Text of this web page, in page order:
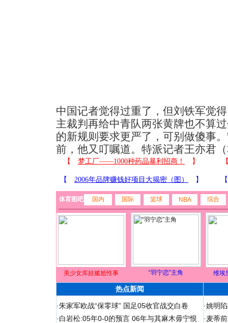
中国记者觉得过重了，但刘铁军觉
主裁判再给中青队两张黄牌也不算
的新规则要求更严了，可别做傻事
前，他又叮嘱道。特派记者王亦君
体育图吧 国内 国际 篮球 NBA 综合
美少女库娃尴尬性事 “羽宁恋”主角 维埃
热点新闻
·朱家军欧战“保零球” 国足05收官战交白卷
·白岩松:05年0-0的预言 06年与其麻木毋宁恨
·姚明
·麦蒂